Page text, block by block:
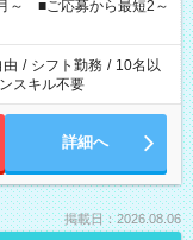
ご希望を教えてください
で週40時間を超える場
～ ■ご応募から最短2～
由 / シフト勤務 / 10名以
スキル不要
詳細へ
掲載日：2026.08.06